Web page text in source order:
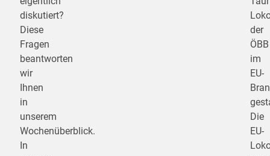
diskutiert?
Diese
Fragen
beantworten
wir
Ihnen
in
unserem
Wochenüberblick.
In
der
ÖBB
im
EU-
Die
EU-